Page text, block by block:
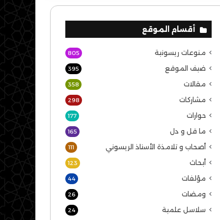
أقسام الموقع
منوعات ريسونية 805
ضيف الموقع 395
مقالات 358
مشاركات 298
حوارات 177
ما قل و دل 165
أصحاب و تلامذة الأستاذ الريسوني 111
أبحاث 123
مؤلفات 44
ومضات 26
سلاسل علمية 24